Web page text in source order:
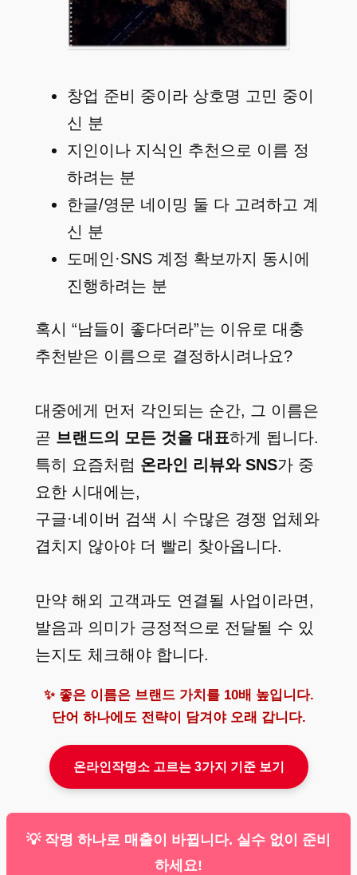
창업 준비 중이라 상호명 고민 중이
신 분
지인이나 지식인 추천으로 이름 정
하려는 분
한글/영문 네이밍 둘 다 고려하고 계
신 분
도메인·SNS 계정 확보까지 동시에
진행하려는 분
혹시 “남들이 좋다더라”는 이유로 대충
추천받은 이름으로 결정하시려나요?
대중에게 먼저 각인되는 순간, 그 이름은
곧 브랜드의 모든 것을 대표하게 됩니다.
특히 요즘처럼 온라인 리뷰와 SNS가 중
요한 시대에는,
구글·네이버 검색 시 수많은 경쟁 업체와
겹치지 않아야 더 빨리 찾아옵니다.
만약 해외 고객과도 연결될 사업이라면,
발음과 의미가 긍정적으로 전달될 수 있
는지도 체크해야 합니다.
✨ 좋은 이름은 브랜드 가치를 10배 높입니다.
단어 하나에도 전략이 담겨야 오래 갑니다.
온라인작명소 고르는 3가지 기준 보기
💡 작명 하나로 매출이 바뀝니다. 실수 없이 준비
하세요!